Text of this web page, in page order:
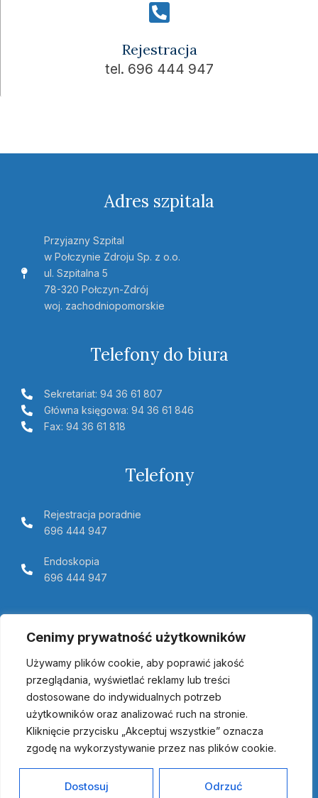
Cenimy prywatność użytkowników
Używamy plików cookie, aby poprawić jakość
przeglądania, wyświetlać reklamy lub treści
dostosowane do indywidualnych potrzeb
użytkowników oraz analizować ruch na stronie.
Kliknięcie przycisku „Akceptuj wszystkie” oznacza
zgodę na wykorzystywanie przez nas plików cookie.
Dostosuj Odrzuć
Rejestracja
tel. 696 444 947
Adres szpitala
Przyjazny Szpital
w Połczynie Zdroju Sp. z o.o.
ul. Szpitalna 5
78-320 Połczyn-Zdrój
woj. zachodniopomorskie
Telefony do biura
Sekretariat: 94 36 61 807
Główna księgowa: 94 36 61 846
Fax: 94 36 61 818
Telefony
Rejestracja poradnie
696 444 947
Endoskopia
696 444 947
Telemedycyna Pomerania
Copyright © 2023 | Przyjazny Szpital w Połczynie Zdroju Sp. z
o.o. | Wszelkie prawa zastrzeżone | Realizacja:
www.studiozawada.pl